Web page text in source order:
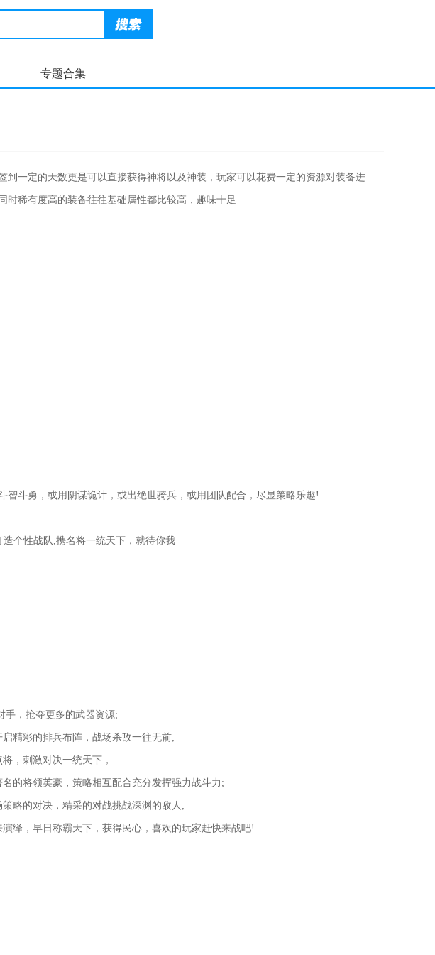
专题合集
到一定的天数更是可以直接获得神将以及神装，玩家可以花费一定的资源对装备进
稀有度高的装备往往基础属性都比较高，趣味十足
斗勇，或用阴谋诡计，或出绝世骑兵，或用团队配合，尽显策略乐趣!
个性战队,携名将一统天下，就待你我
手，抢夺更多的武器资源;
精彩的排兵布阵，战场杀敌一往无前;
，刺激对决一统天下，
的将领英豪，策略相互配合充分发挥强力战斗力;
略的对决，精采的对战挑战深渊的敌人;
绎，早日称霸天下，获得民心，喜欢的玩家赶快来战吧!